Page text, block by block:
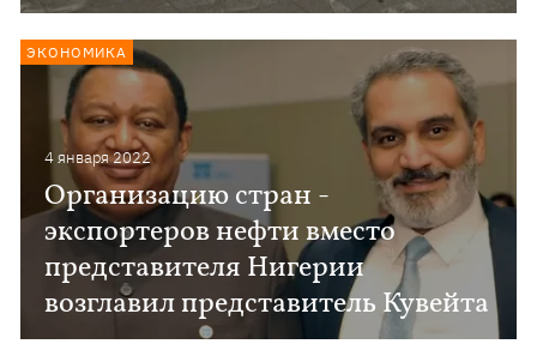
4 января 2022
Организацию стран -
экспортеров нефти вместо
представителя Нигерии
возглавил представитель Кувейта
ЭКОНОМИКА